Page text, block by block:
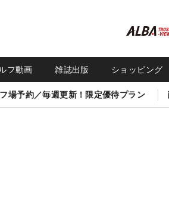
フ動画 雑誌出版 ショッピング
場予約／毎週更新！限定優待プラン